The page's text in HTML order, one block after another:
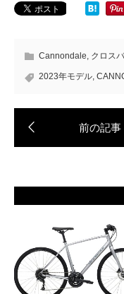
Cannondale クロス
2023年モデル